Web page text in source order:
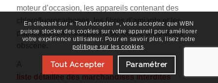
moteur d’occasion, les appareils contenant des
chlorofluorocarbones, les fibres d’amiante et les
publications/films/supports de lecture à caractère
liste détaillée des marchandises interdites
En cliquant sur « Tout Accepter », vous acceptez que WBN
puisse stocker des cookies sur votre appareil pour améliorer
votre expérience utilisateur. Pour en savoir plus, lisez notre
politique sur les cookies.
Tout Accepter Paramétrer